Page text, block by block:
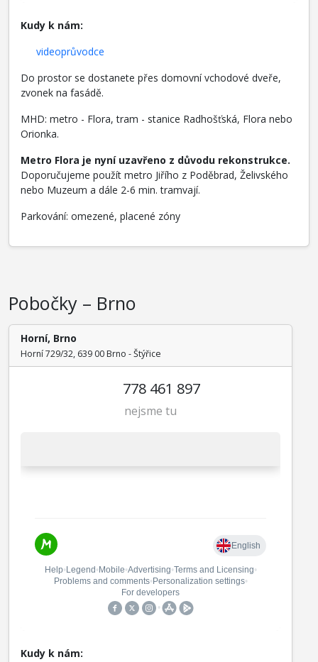
Kudy k nám:
videoprůvodce
Do prostor se dostanete přes domovní vchodové dveře,
zvonek na fasádě.
MHD: metro - Flora, tram - stanice Radhošťská, Flora nebo
Orionka.
Metro Flora je nyní uzavřeno z důvodu rekonstrukce.
Doporučujeme použít metro Jiřího z Poděbrad, Želivského
nebo Muzeum a dále 2-6 min. tramvají.
Parkování: omezené, placené zóny
Pobočky – Brno
Horní, Brno
Horní 729/32, 639 00 Brno - Štýřice
778 461 897
nejsme tu
Kudy k nám: